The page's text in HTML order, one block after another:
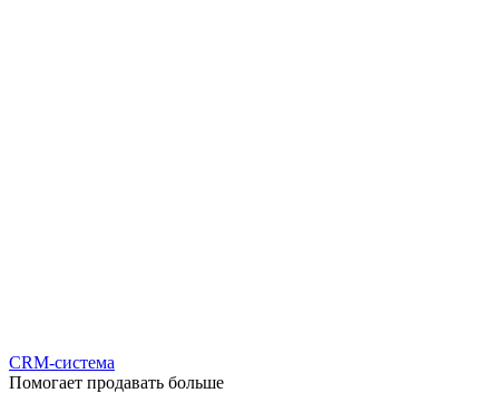
CRM-система
Помогает продавать больше